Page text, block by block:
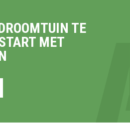
TE
MET